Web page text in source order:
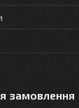
замовлення